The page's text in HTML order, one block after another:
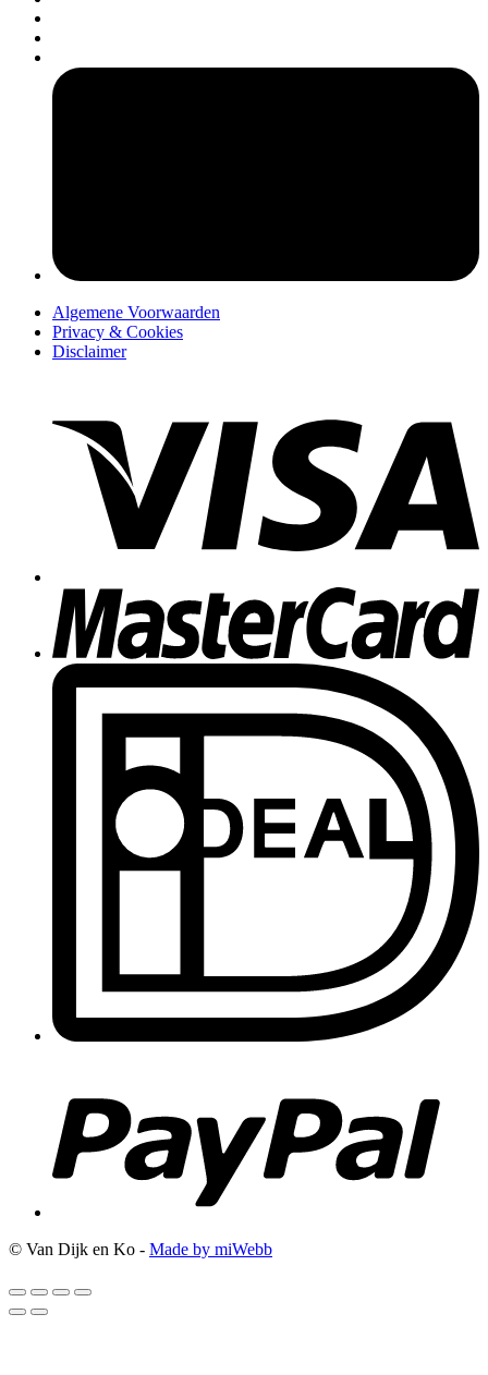
Algemene Voorwaarden
Privacy & Cookies
Disclaimer
© Van Dijk en Ko - Made by miWebb